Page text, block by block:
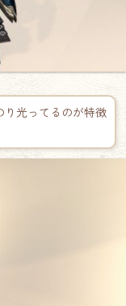
り光ってるのが特徴